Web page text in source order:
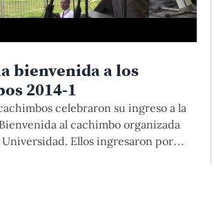
bienvenida a los
2014-1
celebraron su ingreso a la
al cachimbo organizada
Ellos ingresaron por
ITS, Evaluación del Talento y los